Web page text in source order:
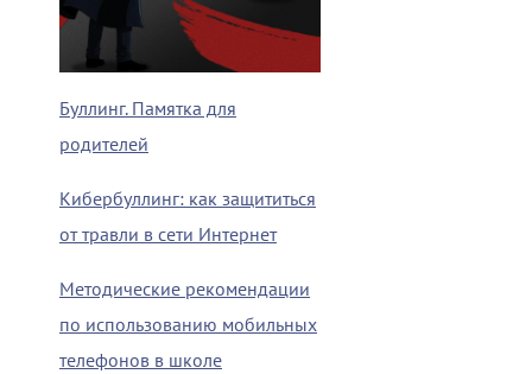
Буллинг. Памятка для
родителей
Кибербуллинг: как защититься
от травли в сети Интернет
Методические рекомендации
по использованию мобильных
телефонов в школе